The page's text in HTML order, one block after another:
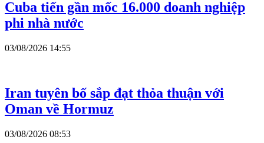
Cuba tiến gần mốc 16.000 doanh nghiệp
phi nhà nước
03/08/2026 14:55
Iran tuyên bố sắp đạt thỏa thuận với
Oman về Hormuz
03/08/2026 08:53